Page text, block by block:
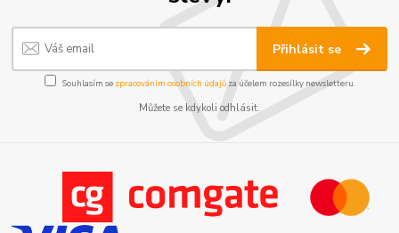
Přihlásit se
Souhlasím se zpracováním osobních údajůza účelem rozesílky newsletteru.
Můžete se kdykoli odhlásit.